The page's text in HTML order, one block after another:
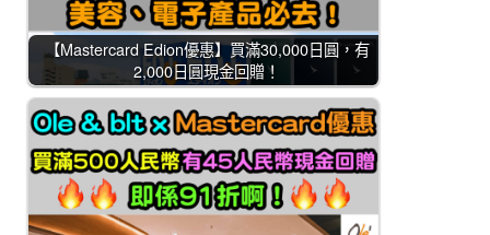
【Mastercard Edion優惠】買滿30,000日圓，有
2,000日圓現金回贈！